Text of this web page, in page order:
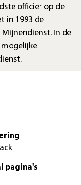
officier op de
in 1993 de
In de
pagina's